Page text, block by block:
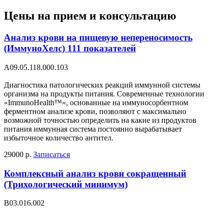
Цены на прием и консультацию
Анализ крови на пищевую непереносимость
(ИммуноХелс) 111 показателей
А09.05.118.000.103
Диагностика патологических реакций иммунной системы
организма на продукты питания. Современные технологии
«ImmunoHealth™», основанные на иммуносорбентном
ферментном анализе крови, позволяют с максимально
возможной точностью определить на какие из продуктов
питания иммунная система постоянно вырабатывает
избыточное количество антител.
29000 р. Записаться
Комплексный анализ крови сокращенный
(Трихологический минимум)
В03.016.002